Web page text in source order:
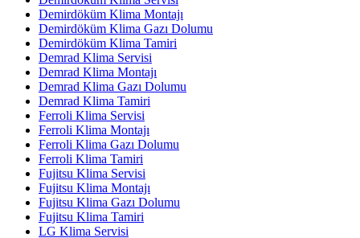
Demirdöküm Klima Montajı
Demirdöküm Klima Gazı Dolumu
Demirdöküm Klima Tamiri
Demrad Klima Servisi
Demrad Klima Montajı
Demrad Klima Gazı Dolumu
Demrad Klima Tamiri
Ferroli Klima Servisi
Ferroli Klima Montajı
Ferroli Klima Gazı Dolumu
Ferroli Klima Tamiri
Fujitsu Klima Servisi
Fujitsu Klima Montajı
Fujitsu Klima Gazı Dolumu
Fujitsu Klima Tamiri
LG Klima Servisi